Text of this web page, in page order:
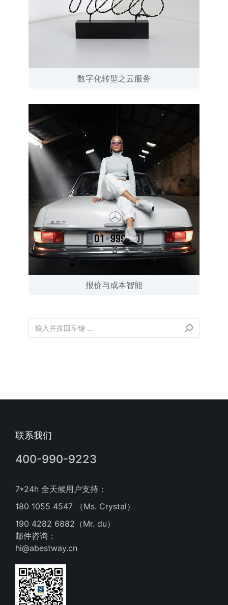
数字化转型之云服务
报价与成本智能
联系我们
400-990-9223
7*24h 全天候用户支持：
180 1055 4547 （Ms. Crystal）
190 4282 6882（Mr. du）
邮件咨询：
hi@abestway.cn